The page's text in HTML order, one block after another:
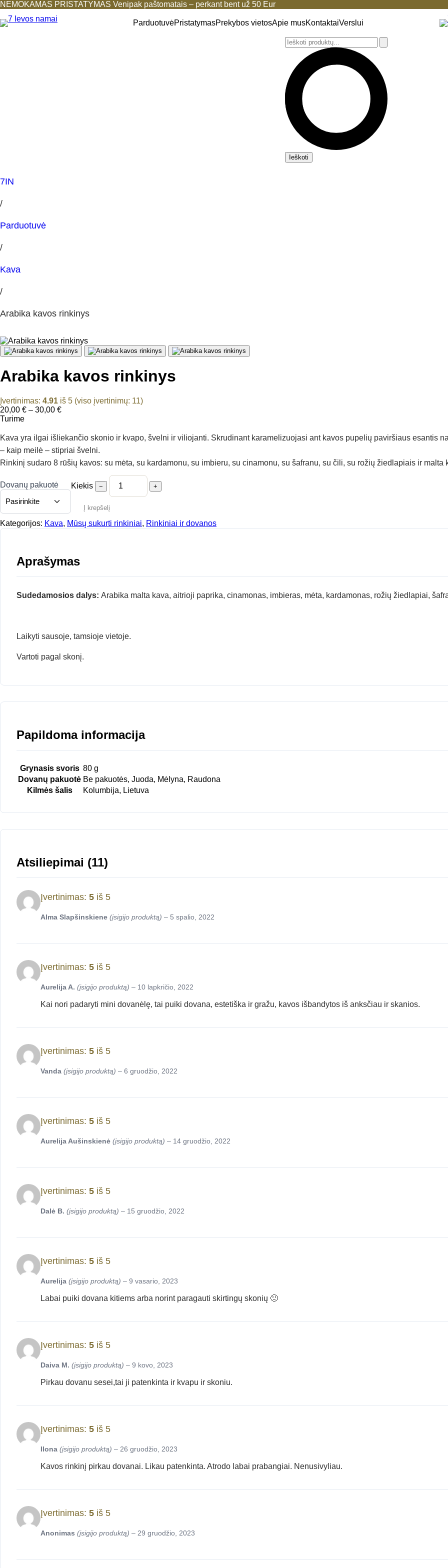
NEMOKAMAS PRISTATYMAS Venipak paštomatais – perkant bent už 50 Eur
ParduotuvėPristatymasPrekybos vietosApie musKontaktaiVerslui
Ieškoti
7IN
/
Parduotuvė
/
Kava
/
Arabika kavos rinkinys
Arabika kavos rinkinys
Įvertinimas: 4.91 iš 5 (viso įvertinimų: 11)
20,00 € – 30,00 €Price
through
30,00 €
Turime
Kava yra ilgai išliekančio skonio ir kvapo, švelni ir viliojanti. Skrudinant karamelizuojasi ant kavos pupelių paviršiaus esantis
– kaip meilė – stipriai švelni.
Rinkinį sudaro 8 rūšių kavos: su mėta, su kardamonu, su imbieru, su cinamonu, su šafranu, su čili, su rožių žiedlapiais ir malta
Dovanų pakuotė Kiekis − +
Į krepšelį
Kategorijos: Kava, Mūsų sukurti rinkiniai, Rinkiniai ir dovanos
Aprašymas
Sudedamosios dalys: Arabika malta kava, aitrioji paprika, cinamonas, imbieras, mėta, kardamonas, rožių žiedlapiai,
Laikyti sausoje, tamsioje vietoje.
Vartoti pagal skonį.
Papildoma informacija
Grynasis svoris 80 g
Dovanų pakuotė Be pakuotės, Juoda, Mėlyna, Raudona
Kilmės šalis
Kolumbija, Lietuva
Atsiliepimai (11)
Įvertinimas: 5 iš 5
Alma Slapšinskiene (įsigijo produktą) – 5 spalio, 2022
Įvertinimas: 5 iš 5
Aurelija A. (įsigijo produktą) – 10 lapkričio, 2022
Kai nori padaryti mini dovanėlę, tai puiki dovana, estetiška ir gražu, kavos išbandytos iš anksčiau ir skanios.
Įvertinimas: 5 iš 5
Vanda (įsigijo produktą) – 6 gruodžio, 2022
Įvertinimas: 5 iš 5
Aurelija Aušinskienė (įsigijo produktą) – 14 gruodžio, 2022
Įvertinimas: 5 iš 5
Dalė B. (įsigijo produktą) – 15 gruodžio, 2022
Įvertinimas: 5 iš 5
Aurelija (įsigijo produktą) – 9 vasario, 2023
Labai puiki dovana kitiems arba norint paragauti skirtingų skonių 🙂
Įvertinimas: 5 iš 5
Daiva M. (įsigijo produktą) – 9 kovo, 2023
Pirkau dovanu sesei,tai ji patenkinta ir kvapu ir skoniu.
Įvertinimas: 5 iš 5
Ilona (įsigijo produktą) – 26 gruodžio, 2023
Kavos rinkinį pirkau dovanai. Likau patenkinta. Atrodo labai prabangiai. Nenusivyliau.
Įvertinimas: 5 iš 5
Anonimas (įsigijo produktą) – 29 gruodžio, 2023